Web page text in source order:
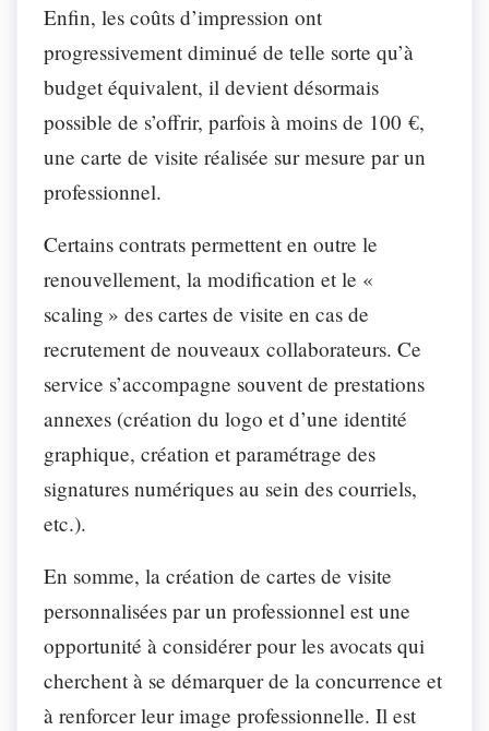
Enfin, les coûts d’impression ont
progressivement diminué de telle sorte qu’à
budget équivalent, il devient désormais
possible de s’offrir, parfois à moins de 100 €,
une carte de visite réalisée sur mesure par un
professionnel.
Certains contrats permettent en outre le
renouvellement, la modification et le «
scaling » des cartes de visite en cas de
recrutement de nouveaux collaborateurs. Ce
service s’accompagne souvent de prestations
annexes (création du logo et d’une identité
graphique, création et paramétrage des
signatures numériques au sein des courriels,
etc.).
En somme, la création de cartes de visite
personnalisées par un professionnel est une
opportunité à considérer pour les avocats qui
cherchent à se démarquer de la concurrence et
à renforcer leur image professionnelle. Il est